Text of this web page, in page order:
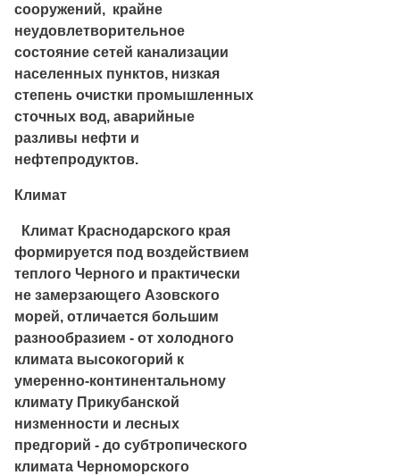
сооружений, крайне
неудовлетворительное
состояние сетей канализации
населенных пунктов, низкая
степень очистки промышленных
сточных вод, аварийные
разливы нефти и
нефтепродуктов.
Климат
Климат Краснодарского края
формируется под воздействием
теплого Черного и практически
не замерзающего Азовского
морей, отличается большим
разнообразием - от холодного
климата высокогорий к
умеренно-континентальному
климату Прикубанской
низменности и лесных
предгорий - до субтропического
климата Черноморского